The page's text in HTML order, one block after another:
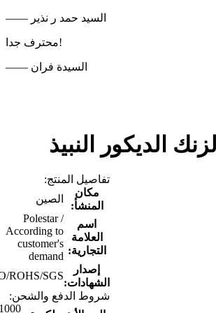
—— السيد حمد ر نذير
محترف جدا!
—— السيدة فران
الديكور النبيذ
تفاصيل المنتج:
مكان
المنشأ:
الصين
اسم
العلامة
التجارية:
Polestar /
According to
customer's
demand
إصدار
الشهادات:
ROHS/SGS
شروط الدفع والشحن: